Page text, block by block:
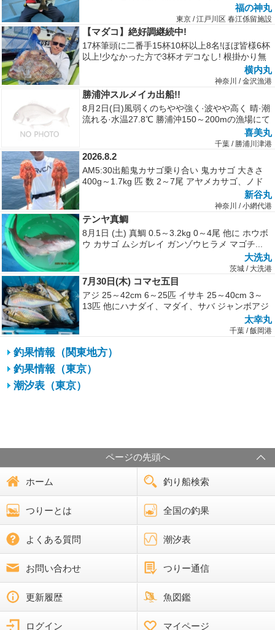
福の神丸
東京 / 江戸川区 春江係留施設
【マダコ】絶好調継続中!
17杯筆頭に二番手15杯10杯以上8名!ほぼ皆様6杯
以上!少なかった方で3杯オデコなし! 根掛かり無
横内丸
神奈川 / 金沢漁港
勝浦沖スルメイカ出船!!
8月2日(日)風弱くのちやや強く·波やや高く 晴·潮
流れる·水温27.8℃ 勝浦沖150～200mの漁場にて
喜美丸
千葉 / 勝浦川津港
2026.8.2
AM5:30出船鬼カサゴ乗り合い 鬼カサゴ 大きさ
400g～1.7kg 匹 数 2～7尾 アヤメカサゴ、ノド
新谷丸
神奈川 / 小網代港
テンヤ真鯛
8月1日 (土) 真鯛 0.5～3.2kg 0～4尾 他に ホウボ
ウ カサゴ ムシガレイ ガンゾウヒラメ マゴチ...
大洗丸
茨城 / 大洗港
7月30日(木) コマセ五目
アジ 25～42cm 6～25匹 イサキ 25～40cm 3～
13匹 他にハナダイ、マダイ、サバ ジャンボアジ
太幸丸
千葉 / 飯岡港
釣果情報（関東地方）
釣果情報（東京）
潮汐表（東京）
ページの先頭へ
ホーム 釣り船検索
つりーとは 全国の釣果
よくある質問 潮汐表
お問い合わせ つりー通信
更新履歴 魚図鑑
ログイン マイページ